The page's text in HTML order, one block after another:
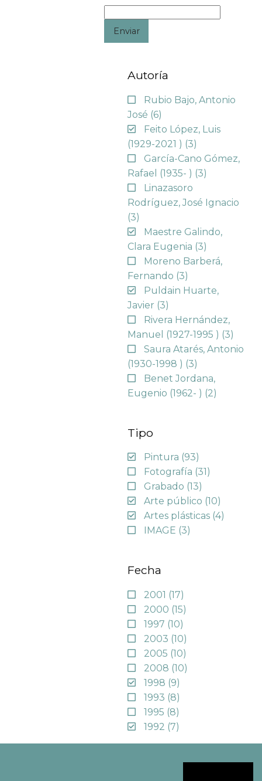
Enviar
Autoría
Rubio Bajo, Antonio
José (6)
Feito López, Luis
(1929-2021 ) (3)
García-Cano Gómez,
Rafael (1935- ) (3)
Linazasoro
Rodríguez, José Ignacio
(3)
Maestre Galindo,
Clara Eugenia (3)
Moreno Barberá,
Fernando (3)
Puldain Huarte,
Javier (3)
Rivera Hernández,
Manuel (1927-1995 ) (3)
Saura Atarés, Antonio
(1930-1998 ) (3)
Benet Jordana,
Eugenio (1962- ) (2)
Tipo
Pintura (93)
Fotografía (31)
Grabado (13)
Arte público (10)
Artes plásticas (4)
IMAGE (3)
Fecha
2001 (17)
2000 (15)
1997 (10)
2003 (10)
2005 (10)
2008 (10)
1998 (9)
1993 (8)
1995 (8)
1992 (7)